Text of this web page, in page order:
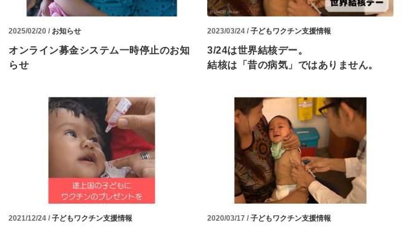
2025/02/20 / お知らせ
オンライン募金システム一時停止のお知
らせ
2023/03/24 / 子どもワクチン支援情報
3/24は世界結核デー。
結核は「昔の病気」ではありません。
2021/12/24 / 子どもワクチン支援情報 2020/03/17 / 子どもワクチン支援情報